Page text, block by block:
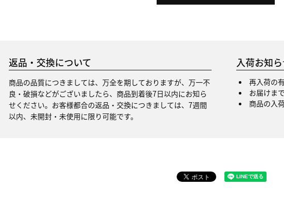
返品・交換について
商品の品質につきましては、万全を期しておりますが、万一不
良・破損などがございましたら、商品到着後7日以内にお知ら
せください。お客様都合の返品・交換につきましては、7週間
以内、未開封・未使用に限り可能です。
入荷お知
再入荷の
お届けま
商品の入